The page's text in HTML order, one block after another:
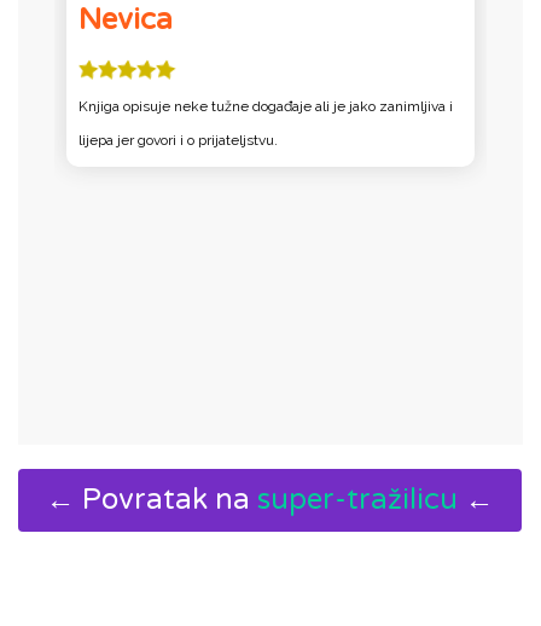
Nevica
Knjiga opisuje neke tužne događaje ali je jako zanimljiva i
lijepa jer govori i o prijateljstvu.
← Povratak na super-tražilicu ←